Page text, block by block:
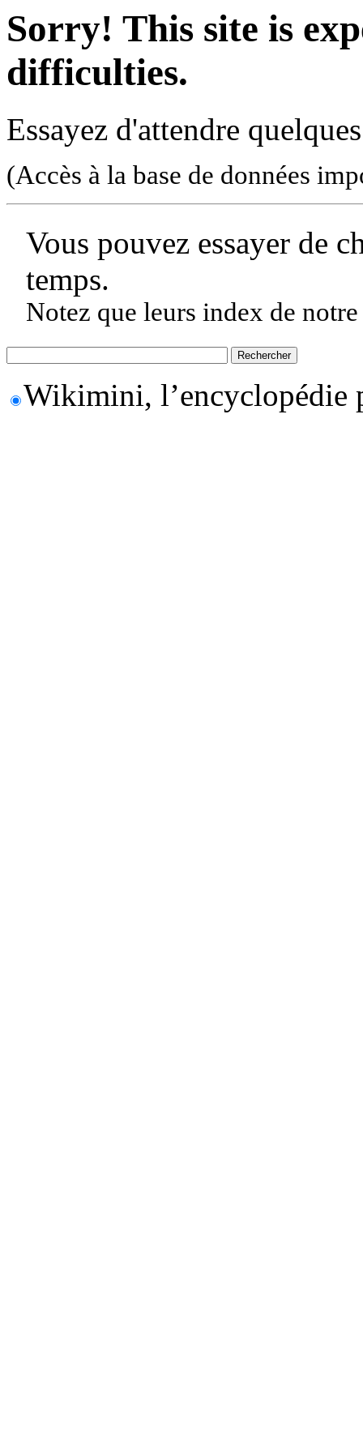
Sorry! This site is
difficulties.
Essayez d'attendre
(Accès à la base de données
Vous pouvez essayer de
temps.
Notez que leurs index de
Wikimini, l’encyclopédie